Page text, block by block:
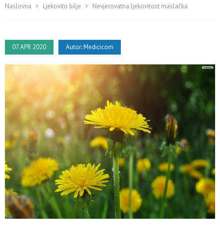
Naslovna > Ljekovito bilje > Nevjerovatna ljekovitost maslačka
07 APR 2020 Autor:Medicicom